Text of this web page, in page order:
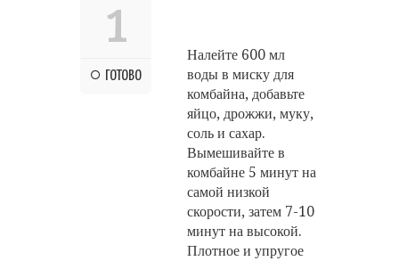
1
ГОТОВО
Налейте 600 мл
воды в миску для
комбайна, добавьте
яйцо, дрожжи, муку,
соль и сахар.
Вымешивайте в
комбайне 5 минут на
самой низкой
скорости, затем 7-10
минут на высокой.
Плотное и упругое